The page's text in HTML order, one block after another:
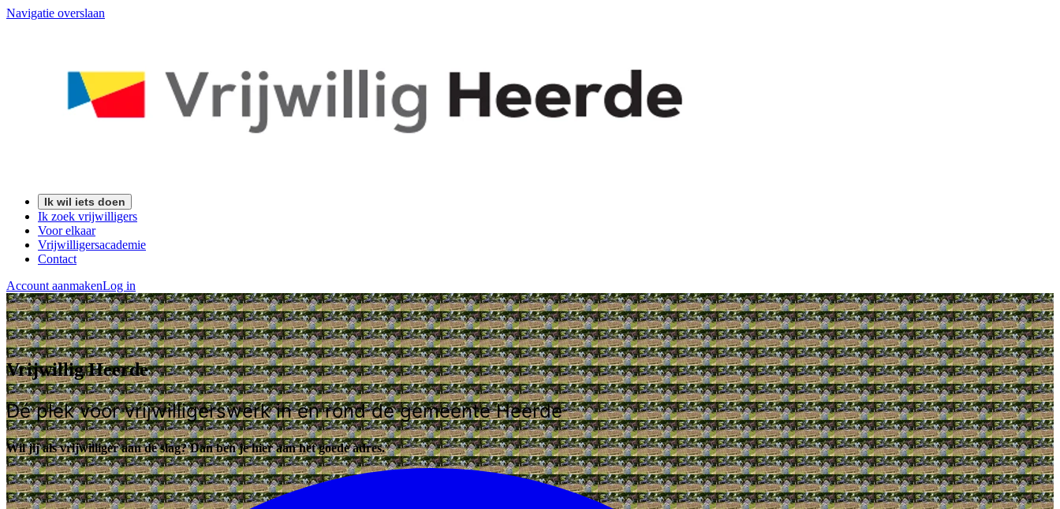
Navigatie overslaan
Ik wil iets doen
Ik zoek vrijwilligers
Voor elkaar
Vrijwilligersacademie
Contact
Account aanmakenLog in
Vrijwillig Heerde
Dé plek voor vrijwilligerswerk in en rond de gemeente Heerde
Wil jij als vrijwilliger aan de slag? Dan ben je hier aan het goede adres.